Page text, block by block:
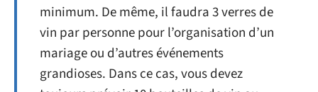
minimum. De même, il faudra 3 verres de
vin par personne pour l’organisation d’un
mariage ou d’autres événements
grandioses. Dans ce cas, vous devez